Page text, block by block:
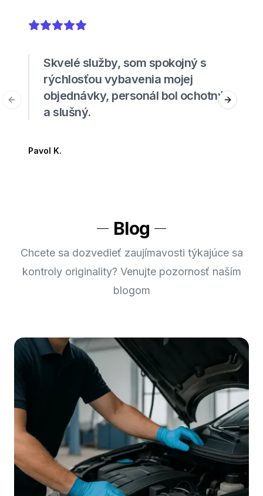
5out of 5 stars
Skvelé služby, som spokojný s
rýchlosťou vybavenia mojej
objednávky, personál bol ochotný
a slušný.
Pavol K.
Previous slide Next
Blog
Chcete sa dozvedieť zaujímavosti týkajúce sa
kontroly originality? Venujte pozornosť naším
blogom